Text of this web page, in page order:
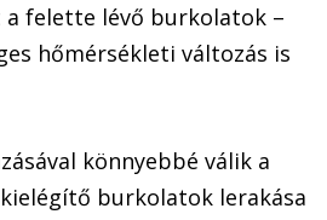
a felette lévő burkolatok –
hőmérsékleti változás is
könnyebbé válik a
burkolatok lerakása